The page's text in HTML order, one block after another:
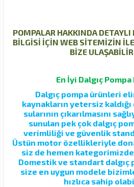
POMPALAR HAKKINDA
BİLGİSİ İÇİN WEB SİTEMİZİN
BİZE
En İyi Dalgıç
Dalgıç pompa ürünleri
kaynakların yetersiz
sularının çıkarılmasını
sunulan pek çok dalgıç
verimliliği ve güvenlik
Üstün motor özellikleriyle
siz de hemen
Domestik ve standart dalgıç
size en uygun modele
hızlıca sahip